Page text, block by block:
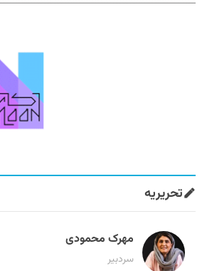
تحریریه
مهرک محمودی
سردبیر